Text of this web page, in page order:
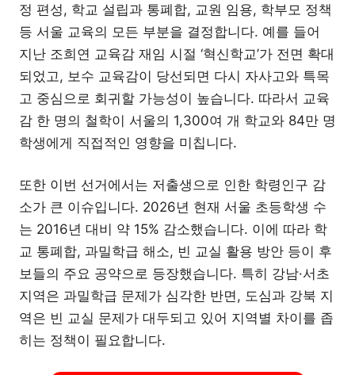
정 편성, 학교 설립과 통폐합, 교원 임용, 학부모 정책
등 서울 교육의 모든 부분을 결정합니다. 예를 들어
지난 조희연 교육감 재임 시절 ‘혁신학교’가 전면 확대
되었고, 보수 교육감이 당선되면 다시 자사고와 특목
고 중심으로 회귀할 가능성이 높습니다. 따라서 교육
감 한 명의 철학이 서울의 1,300여 개 학교와 84만 명
학생에게 직접적인 영향을 미칩니다.
또한 이번 선거에서는 저출생으로 인한 학령인구 감
소가 큰 이슈입니다. 2026년 현재 서울 초등학생 수
는 2016년 대비 약 15% 감소했습니다. 이에 따라 학
교 통폐합, 과밀학급 해소, 빈 교실 활용 방안 등이 후
보들의 주요 공약으로 등장했습니다. 특히 강남·서초
지역은 과밀학급 문제가 심각한 반면, 도심과 강북 지
역은 빈 교실 문제가 대두되고 있어 지역별 차이를 좁
히는 정책이 필요합니다.